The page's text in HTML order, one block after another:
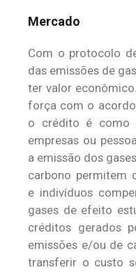
Mercado
Com o protocolo
das emissões de
ter valor
força com o acordo
o crédito é como
empresas ou
a emissão dos
carbono permitem
e indivíduos
gases de efeito
créditos gerados
emissões e/ou de
transferir o custo